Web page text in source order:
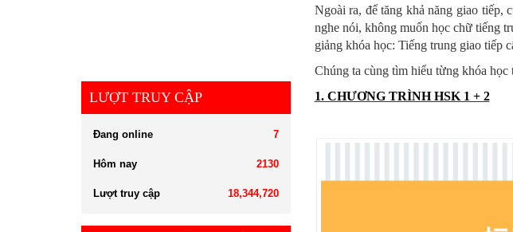
LƯỢT TRUY CẬP
Đang online 7
Hôm nay 2130
Lượt truy cập 18,344,720
Ngoài ra, để tăng khả năng giao tiếp,
nghe nói, không muốn học chữ tiếng
giảng khóa học: Tiếng trung giao tiếp
Chúng ta cùng tìm hiểu từng khóa học
1. CHƯƠNG TRÌNH HSK 1 + 2